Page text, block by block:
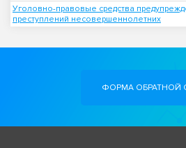
Уголовно-правовые средства
преступлений несовершеннолетних
ФОРМА ОБРАТНОЙ